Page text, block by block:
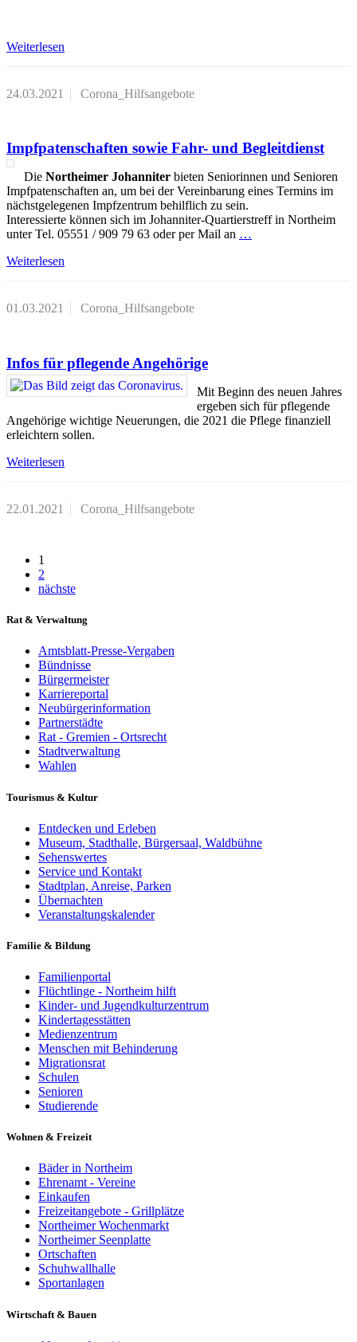
Weiterlesen
24.03.2021 Corona_Hilfsangebote
Impfpatenschaften sowie Fahr- und Begleitdienst
Die Northeimer Johanniter bieten Seniorinnen und Senioren
Impfpatenschaften an, um bei der Vereinbarung eines Termins im
nächstgelegenen Impfzentrum behilflich zu sein.
Interessierte können sich im Johanniter-Quartierstreff in Northeim
unter Tel. 05551 / 909 79 63 oder per Mail an …
Weiterlesen
01.03.2021 Corona_Hilfsangebote
Infos für pflegende Angehörige
Mit Beginn des neuen Jahres
ergeben sich für pflegende
Angehörige wichtige Neuerungen, die 2021 die Pflege finanziell
erleichtern sollen.
Weiterlesen
22.01.2021 Corona_Hilfsangebote
1
2
nächste
Rat & Verwaltung
Amtsblatt-Presse-Vergaben
Bündnisse
Bürgermeister
Karriereportal
Neubürgerinformation
Partnerstädte
Rat - Gremien - Ortsrecht
Stadtverwaltung
Wahlen
Tourismus & Kultur
Entdecken und Erleben
Museum, Stadthalle, Bürgersaal, Waldbühne
Sehenswertes
Service und Kontakt
Stadtplan, Anreise, Parken
Übernachten
Veranstaltungskalender
Familie & Bildung
Familienportal
Flüchtlinge - Northeim hilft
Kinder- und Jugendkulturzentrum
Kindertagesstätten
Medienzentrum
Menschen mit Behinderung
Migrationsrat
Schulen
Senioren
Studierende
Wohnen & Freizeit
Bäder in Northeim
Ehrenamt - Vereine
Einkaufen
Freizeitangebote - Grillplätze
Northeimer Wochenmarkt
Northeimer Seenplatte
Ortschaften
Schuhwallhalle
Sportanlagen
Wirtschaft & Bauen